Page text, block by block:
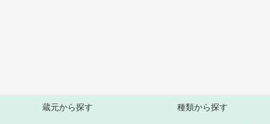
蔵元から探す 種類から探す